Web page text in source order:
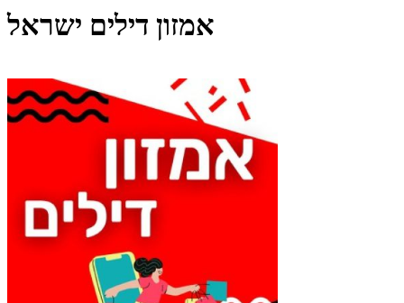
אמזון דילים ישראל